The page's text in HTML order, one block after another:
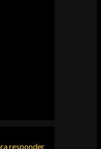
responder